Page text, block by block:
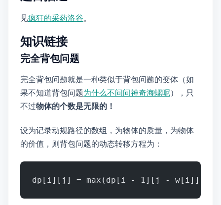
见P1616 疯狂的采药 - 洛谷。
知识链接
完全背包问题
完全背包问题就是一种类似于0/1背包问题的变体（如
果不知道0/1背包问题~~为什么不问问神奇海螺呢~~ ），只
不过物体的个数是无限的！
设dp为记录动规路径的数组，w为物体的质量，v为物体
的价值，则背包问题的动态转移方程为：
dp[i][j] = max(dp[i - 1][j - w[i]]